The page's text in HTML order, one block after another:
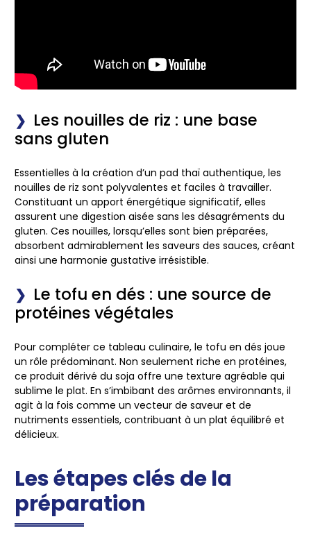
Les nouilles de riz : une base
sans gluten
Essentielles à la création d’un pad thaï authentique, les
nouilles de riz sont polyvalentes et faciles à travailler.
Constituant un apport énergétique significatif, elles
assurent une digestion aisée sans les désagréments du
gluten. Ces nouilles, lorsqu’elles sont bien préparées,
absorbent admirablement les saveurs des sauces, créant
ainsi une harmonie gustative irrésistible.
Le tofu en dés : une source de
protéines végétales
Pour compléter ce tableau culinaire, le tofu en dés joue
un rôle prédominant. Non seulement riche en protéines,
ce produit dérivé du soja offre une texture agréable qui
sublime le plat. En s’imbibant des arômes environnants, il
agit à la fois comme un vecteur de saveur et de
nutriments essentiels, contribuant à un plat équilibré et
délicieux.
Les étapes clés de la
préparation